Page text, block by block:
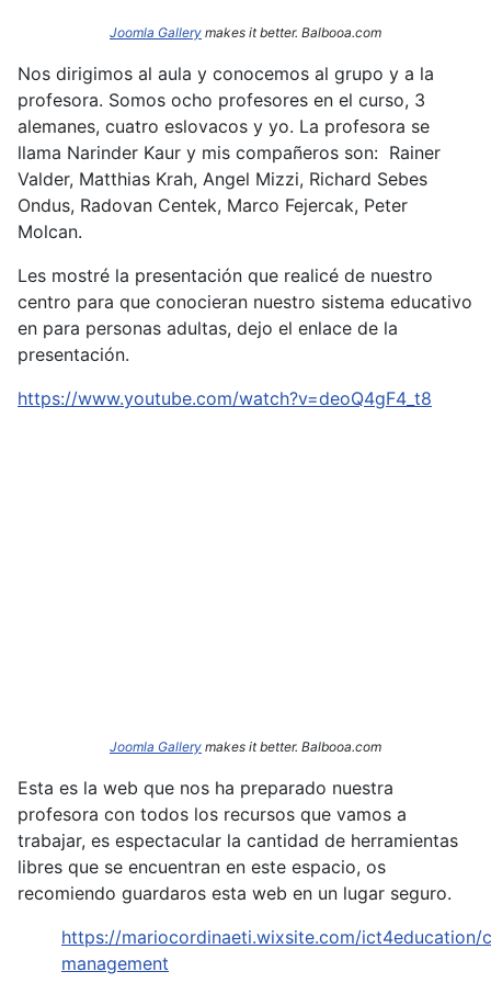
Joomla Gallery makes it better. Balbooa.com
Nos dirigimos al aula y conocemos al grupo y a la
profesora. Somos ocho profesores en el curso, 3
alemanes, cuatro eslovacos y yo. La profesora se
llama Narinder Kaur y mis compañeros son: Rainer
Valder, Matthias Krah, Angel Mizzi, Richard Sebes
Ondus, Radovan Centek, Marco Fejercak, Peter
Molcan.
Les mostré la presentación que realicé de nuestro
centro para que conocieran nuestro sistema educativo
en para personas adultas, dejo el enlace de la
presentación.
https://www.youtube.com/watch?v=deoQ4gF4_t8
Joomla Gallery makes it better. Balbooa.com
Esta es la web que nos ha preparado nuestra
profesora con todos los recursos que vamos a
trabajar, es espectacular la cantidad de herramientas
libres que se encuentran en este espacio, os
recomiendo guardaros esta web en un lugar seguro.
https://mariocordinaeti.wixsite.com/ict4education/
management